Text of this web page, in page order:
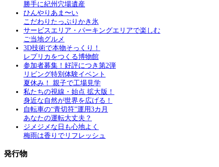
勝手に紀州穴場遺産
ひんやりあま〜い
こだわりたっぷりかき氷
サービスエリア・パーキングエリアで楽しむ
ご当地グルメ
3D技術で本物そっくり！
レプリカをつくる博物館
参加者募集！好評につき第2弾
リビング特別体験イベント
夏休み！ 親子で工場見学
私たちの視線・始点 拡大版！
身近な自然が世界を広げる！
自転車の“青切符”運用3カ月
あなたの運転大丈夫？
ジメジメな日も心地よく
梅雨は香りでリフレッシュ
発行物